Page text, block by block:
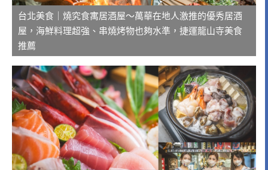
台北美食｜燒究食寓居酒屋～萬華在地人激推的優秀居酒
屋，海鮮料理超強、串燒烤物也夠水準，捷運龍山寺美食
推薦